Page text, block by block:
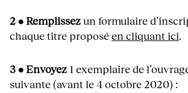
2 • Remplissezun formulaire
chaque titre proposéen cliquant ici.
3 • Envoyez 1 exemplairede
suivante (avant le 4 octobre 2020) :